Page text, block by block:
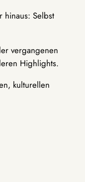
hinaus: Selbst
vergangenen
Highlights.
kulturellen